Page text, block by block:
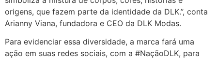
origens, que fazem parte da identidade da DLK.”, conta
Arianny Viana, fundadora e CEO da DLK Modas.
Para evidenciar essa diversidade, a marca fará uma
ação em suas redes sociais, com a #NaçãoDLK, para